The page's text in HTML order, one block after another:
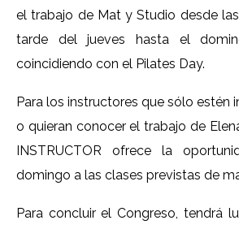
el trabajo de Mat y Studio desde
tarde del jueves hasta el
coincidiendo con el Pilates Day.
Para los instructores que sólo estén
o quieran conocer el trabajo de
INSTRUCTOR ofrece la
domingo a las clases previstas de
Para concluir el Congreso, tendrá